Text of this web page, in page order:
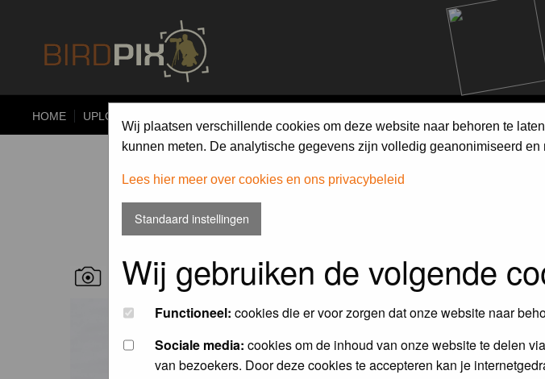
HOME UPLOAD
Wij plaatsen verschillende cookies om deze website naar behoren te
kunnen meten. De analytische gegevens zijn volledig geanonimiseerd
Lees hier meer over cookies en ons privacybeleid
Standaard instellingen
Wij gebruiken de volgende
Functioneel: cookies die er voor zorgen dat onze website naar
Sociale media: cookies om de inhoud van onze website te delen
van bezoekers. Door deze cookies te accepteren kan je
RECENT BIRD PICS